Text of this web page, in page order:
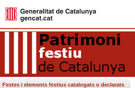
Festes i elements festius catalogats o declarats